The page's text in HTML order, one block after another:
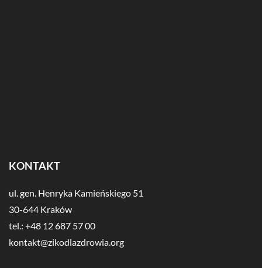
KONTAKT
ul. gen. Henryka Kamieńskiego 51
30-644 Kraków
tel.: +48 12 687 57 00
kontakt@zikodlazdrowia.org